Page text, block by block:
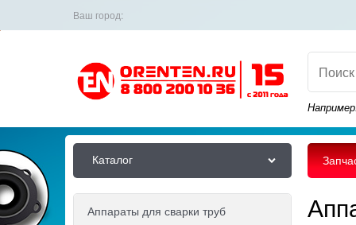
Ваш город:
Каталог
Аппараты для сварки труб